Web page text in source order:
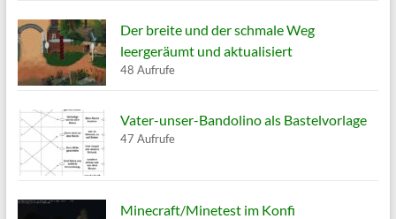
Der breite und der schmale Weg
leergeräumt und aktualisiert
48 Aufrufe
Vater-unser-Bandolino als Bastelvorlage
47 Aufrufe
Minecraft/Minetest im Konfi